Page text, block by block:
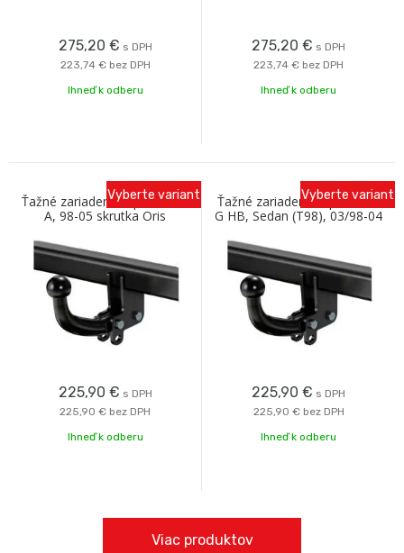
275,20 € s DPH
223,74 € bez DPH
Ihneď k odberu
275,20 € s DPH
223,74 € bez DPH
Ihneď k odberu
Ťažné zariadenie Opel Zafira
A, 98-05 skrutka Oris
225,90 € s DPH
225,90 € bez DPH
Vyberte variant
Ihneď k odberu
Ťažné zariadenie Opel Astra
G HB, Sedan (T98), 03/98-04
225,90 € s DPH
225,90 € bez DPH
Vyberte variant
Ihneď k odberu
Viac produktov